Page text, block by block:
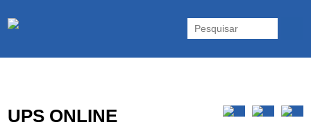
Inversores e acessórios. Portugal.
UPS ONLINE